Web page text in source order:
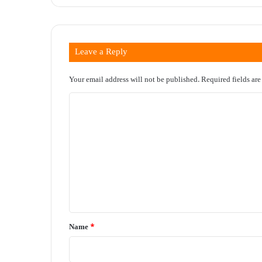
Leave a Reply
Your email address will not be published.Required fields
*
Name *